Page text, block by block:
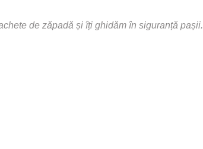
de zăpadă și îți ghidăm în siguranță pașii.